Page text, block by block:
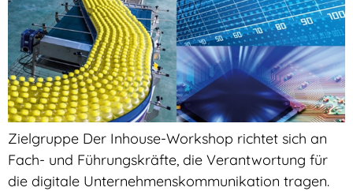
Zielgruppe Der Inhouse-Workshop richtet sich an
Fach- und Führungskräfte, die Verantwortung für
die digitale Unternehmenskommunikation tragen.